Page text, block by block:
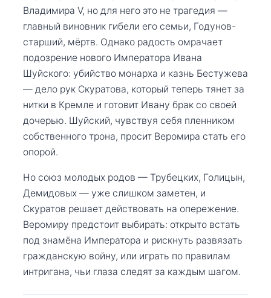
Владимира V, но для него это не трагедия —
главный виновник гибели его семьи, Годунов-
старший, мёртв. Однако радость омрачает
подозрение нового Императора Ивана
Шуйского: убийство монарха и казнь Бестужева
— дело рук Скуратова, который теперь тянет за
нитки в Кремле и готовит Ивану брак со своей
дочерью. Шуйский, чувствуя себя пленником
собственного трона, просит Веромира стать его
опорой.
Но союз молодых родов — Трубецких, Голицын,
Демидовых — уже слишком заметен, и
Скуратов решает действовать на опережение.
Веромиру предстоит выбирать: открыто встать
под знамёна Императора и рискнуть развязать
гражданскую войну, или играть по правилам
интригана, чьи глаза следят за каждым шагом.